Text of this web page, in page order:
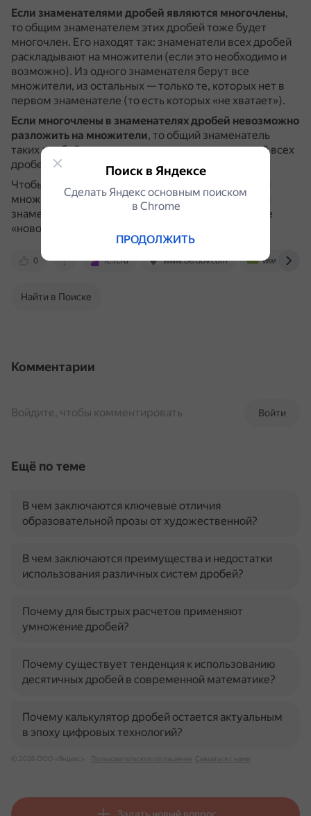
Если знаменателями дробей являются многочлены,
то общим знаменателем этих дробей тоже будет
многочлен. Его находят так: знаменатели всех дробей
раскладывают на множители (если это необходимо и
возможно). Из одного знаменателя берут все
множители, из остальных — только те, которых нет в
первом знаменателе (то есть которых «не хватает»).
Если многочлены в знаменателях дробей невозможно
разложить на множители, то общий знаменатель
таких дробей равен произведению знаменателей всех
дробей.
Чтобы безошибочно определить дополнительный
множитель для каждой дроби, полученный общий
знаменатель лучше сразу записать в знаменателе
«новой» дроби.
0 lc.rt.ru www.berdov.com
Найти в Поиске
Комментарии
Войти
Войдите, чтобы комментировать
Ещё по теме
В чем заключаются ключевые отличия
образовательной прозы от художественной?
В чем заключаются преимущества и недостатки
использования различных систем дробей?
Почему для быстрых расчетов применяют
умножение дробей?
Почему существует тенденция к использованию
десятичных дробей в современной математике?
Почему калькулятор дробей остается актуальным
в эпоху цифровых технологий?
© 2026 ООО «Яндекс» Пользовательское соглашение Связаться с нами
Поиск в Яндексе
Сделать Яндекс основным поиском
в Сhrome
ПРОДОЛЖИТЬ